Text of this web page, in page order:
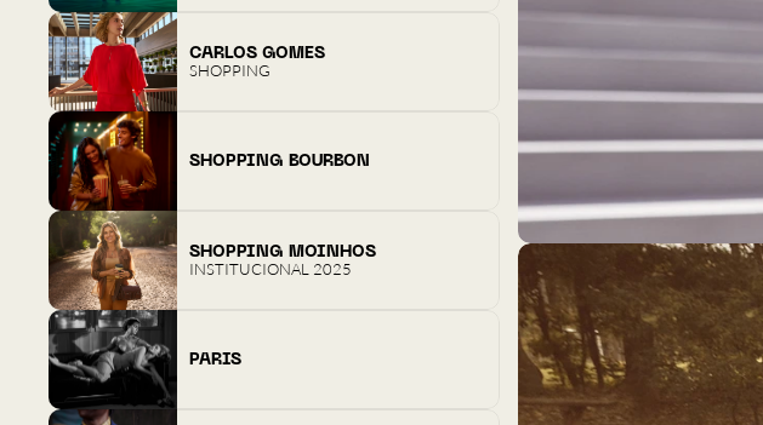
CARLOS GOMES
SHOPPING
SHOPPING BOURBON
SHOPPING MOINHOS
INSTITUCIONAL 2025
PARIS